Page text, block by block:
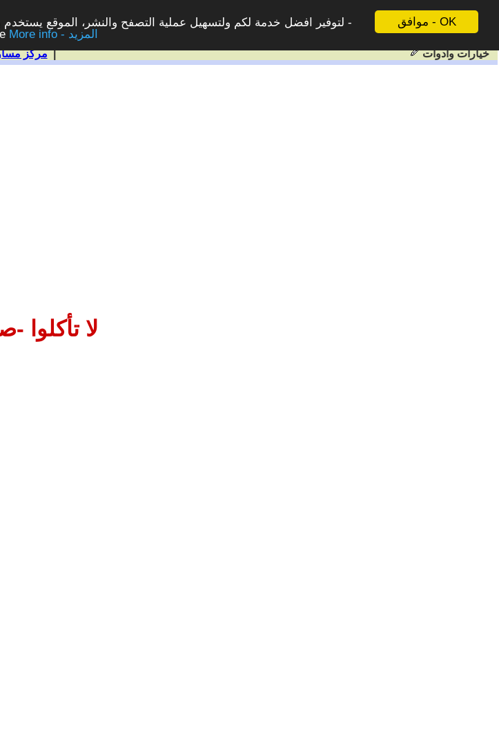
موافق - OK
لتوفير افضل خدمة لكم ولتسهيل عملية التصفح والنشر، الموقع
More info - المزيد
مركز| خيارات وادوات
لا تأكلوا -